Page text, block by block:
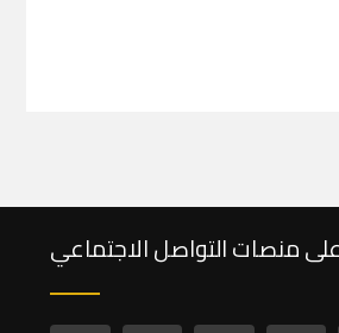
على منصات التواصل الاجتماعي